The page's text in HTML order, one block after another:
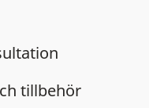
tillbehör